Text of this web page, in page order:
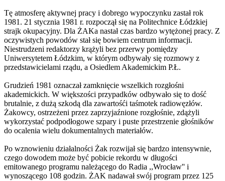
Tę atmosferę aktywnej pracy i dobrego wypoczynku zastał rok
1981. 21 stycznia 1981 r. rozpoczął się na Politechnice Łódzkiej
strajk okupacyjny. Dla ŻAKa nastał czas bardzo wytężonej pracy. Z
oczywistych powodów stał się bowiem centrum informacji.
Niestrudzeni redaktorzy krążyli bez przerwy pomiędzy
Uniwersytetem Łódzkim, w którym odbywały się rozmowy z
przedstawicielami rządu, a Osiedlem Akademickim P.Ł.
Grudzień 1981 oznaczał zamknięcie wszelkich rozgłośni
akademickich. W większości przypadków odbywało się to dość
brutalnie, z dużą szkodą dla zawartośći taśmotek radiowęzłów.
Żakowcy, ostrzeżeni przez zaprzyjaźnione rozgłośnie, zdążyli
wykorzystać podpodłogowe szpary i puste przestrzenie głośników
do ocalenia wielu dokumentalnych materiałów.
Po wznowieniu działalności Żak rozwijał się bardzo intensywnie,
czego dowodem może być pobicie rekordu w długości
emitowanego programu należącego do Radia ,,Wrocław'' i
wynoszącego 108 godzin. ŻAK nadawał swój program przez 125